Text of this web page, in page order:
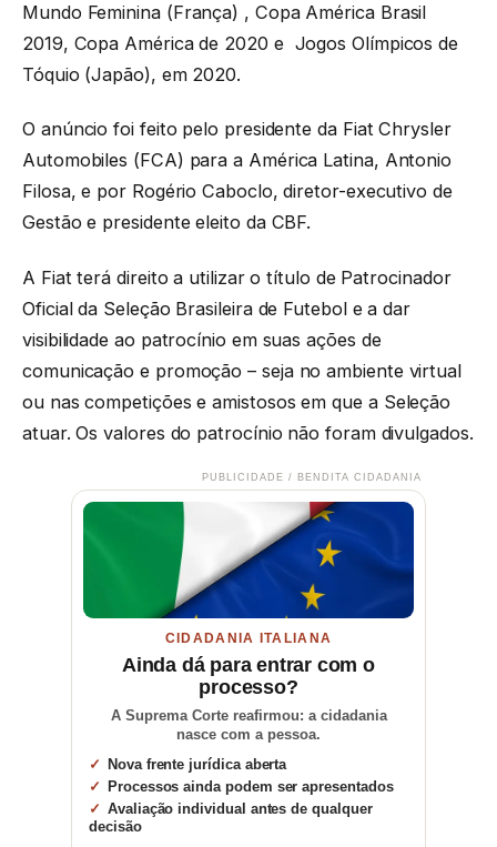
Mundo Feminina (França) , Copa América Brasil
2019, Copa América de 2020 e Jogos Olímpicos de
Tóquio (Japão), em 2020.
O anúncio foi feito pelo presidente da Fiat Chrysler
Automobiles (FCA) para a América Latina, Antonio
Filosa, e por Rogério Caboclo, diretor-executivo de
Gestão e presidente eleito da CBF.
A Fiat terá direito a utilizar o título de Patrocinador
Oficial da Seleção Brasileira de Futebol e a dar
visibilidade ao patrocínio em suas ações de
comunicação e promoção – seja no ambiente virtual
ou nas competições e amistosos em que a Seleção
atuar. Os valores do patrocínio não foram divulgados.
PUBLICIDADE / BENDITA CIDADANIA
CIDADANIA ITALIANA
Ainda dá para entrar com o
processo?
A Suprema Corte reafirmou: a cidadania
nasce com a pessoa.
Nova frente jurídica aberta
Processos ainda podem ser apresentados
Avaliação individual antes de qualquer
decisão